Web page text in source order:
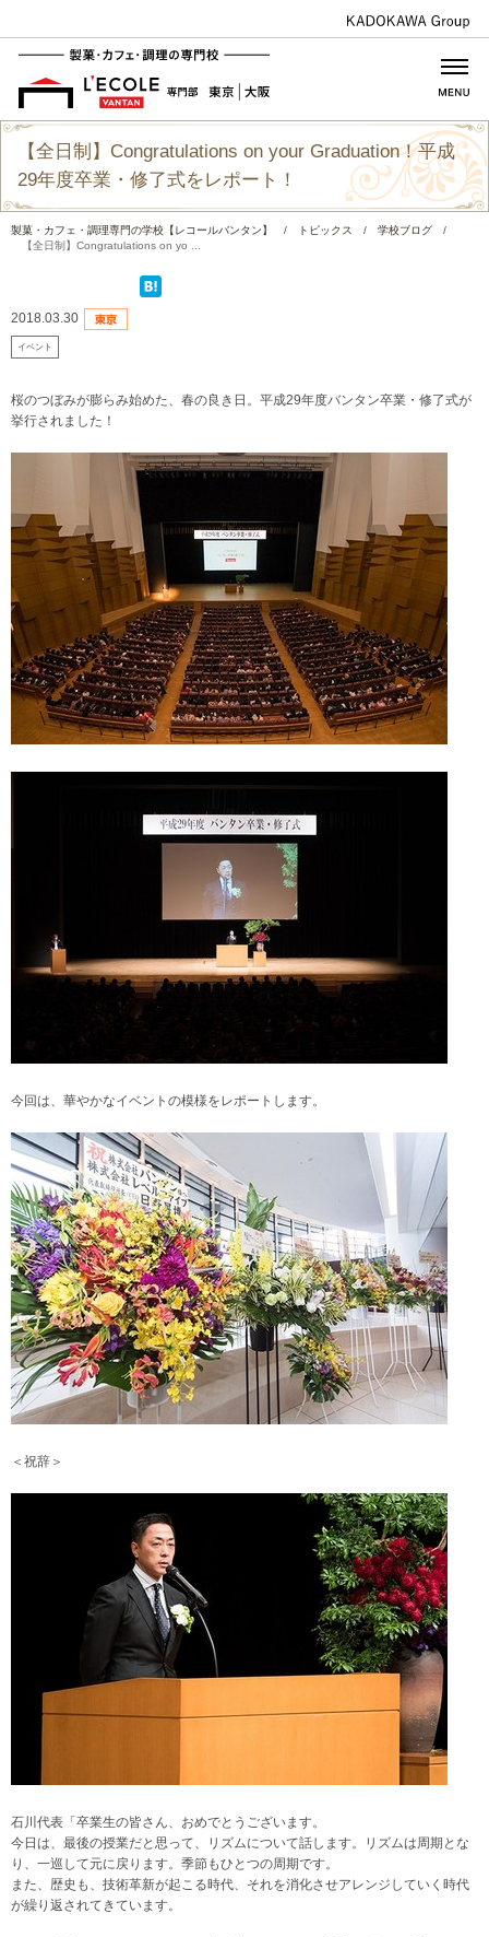
【全日制】Congratulations on your Graduation！平成
29年度卒業・修了式をレポート！
製菓・カフェ・調理専門の学校【レコールバンタン】 / トピックス / 学校ブログ
/
【全日制】Congratulations on yo ...
2018.03.30
イベント
桜のつぼみが膨らみ始めた、春の良き日。平成29年度バンタン卒業・修了式が
挙行されました！
今回は、華やかなイベントの模様をレポートします。
＜祝辞＞
石川代表「卒業生の皆さん、おめでとうございます。
今日は、最後の授業だと思って、リズムについて話します。リズムは周期とな
り、一巡して元に戻ります。季節もひとつの周期です。
また、歴史も、技術革新が起こる時代、それを消化させアレンジしていく時代
が繰り返されてきています。